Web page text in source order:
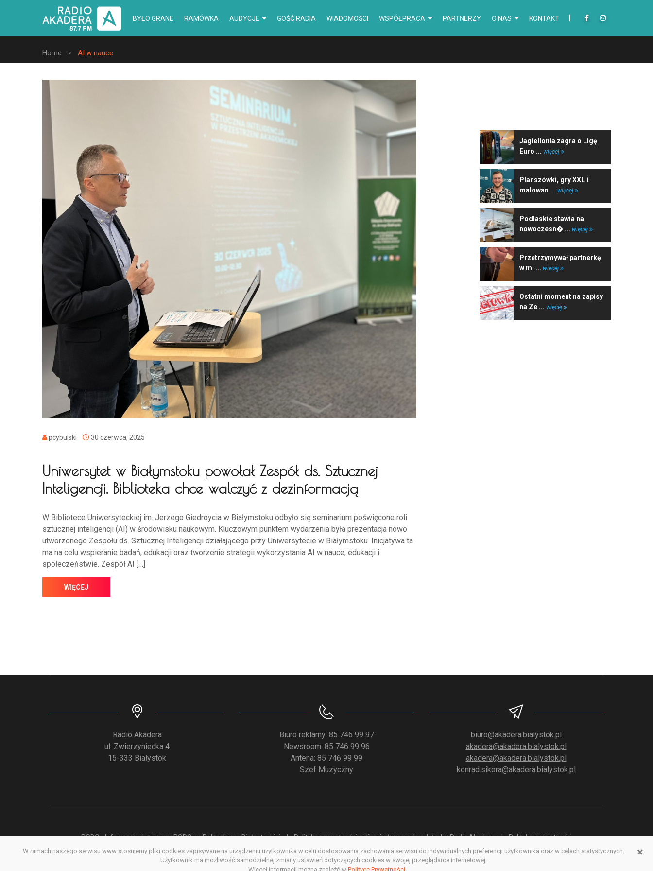
BYŁO GRANE RAMÓWKA AUDYCJE GOŚĆ RADIA WIADOMOŚCI WSPÓŁPRACA PARTNERZY O NAS KONTAKT
Home AI w nauce
pcybulski 30 czerwca, 2025
Uniwersytet w Białymstoku powołał Zespół ds. Sztucznej
Inteligencji. Biblioteka chce walczyć z dezinformacją
W Bibliotece Uniwersyteckiej im. Jerzego Giedroycia w Białymstoku odbyło się seminarium poświęcone roli
sztucznej inteligencji (AI) w środowisku naukowym. Kluczowym punktem wydarzenia była prezentacja nowo
utworzonego Zespołu ds. Sztucznej Inteligencji działającego przy Uniwersytecie w Białymstoku. Inicjatywa ta
ma na celu wspieranie badań, edukacji oraz tworzenie strategii wykorzystania AI w nauce, edukacji i
społeczeństwie. Zespół AI […]
WIĘCEJ
Jagiellonia zagra o Ligę
Euro ... więcej
Planszówki, gry XXL i
malowan ... więcej
Podlaskie stawia na
nowoczesn� ... więcej
Przetrzymywał partnerkę
w mi ... więcej
Ostatni moment na zapisy
na Ze ... więcej
Radio Akadera
ul. Zwierzyniecka 4
15-333 Białystok
Biuro reklamy: 85 746 99 97
Newsroom: 85 746 99 96
Antena: 85 746 99 99
Szef Muzyczny
biuro@akadera.bialystok.pl
akadera@akadera.bialystok.pl
akadera@akadera.bialystok.pl
konrad.sikora@akadera.bialystok.pl
RODO - Informacje dotyczące RODO na Politechnice Białostockiej Polityka prywatności aplikacji służącej do odsłuchu Radia Akadera
Polityka prywatności
Deklaracja dostępności
Redakcja serwisu www Poprzednia wersja serwisu www ×
W ramach naszego serwisu www stosujemy pliki cookies zapisywane na urządzeniu użytkownika w celu dostosowania zachowania serwisu do indywidualnych preferencji użytkownika oraz w celach statystycznych.
Użytkownik ma możliwość samodzielnej zmiany ustawień dotyczących cookies w swojej przeglądarce internetowej.
Więcej informacji można znaleźć w Polityce Prywatności